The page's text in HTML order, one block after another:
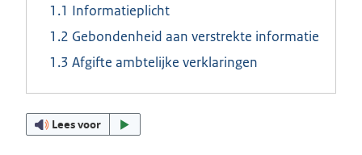
1.1 Informatieplicht
1.2 Gebondenheid aan verstrekte informatie
1.3 Afgifte ambtelijke verklaringen
Lees voor